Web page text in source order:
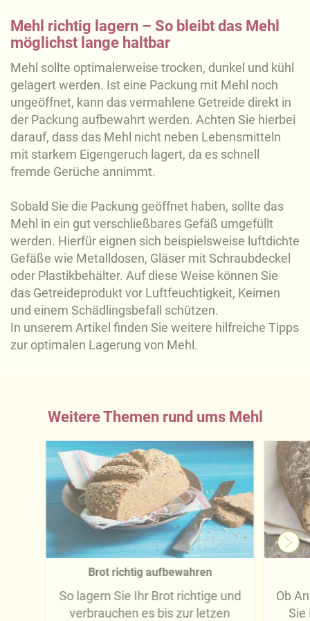
Mehl richtig lagern – So bleibt das Mehl
möglichst lange haltbar
Mehl sollte optimalerweise trocken, dunkel und kühl
gelagert werden. Ist eine Packung mit Mehl noch
ungeöffnet, kann das vermahlene Getreide direkt in
der Packung aufbewahrt werden. Achten Sie hierbei
darauf, dass das Mehl nicht neben Lebensmitteln
mit starkem Eigengeruch lagert, da es schnell
fremde Gerüche annimmt.
Sobald Sie die Packung geöffnet haben, sollte das
Mehl in ein gut verschließbares Gefäß umgefüllt
werden. Hierfür eignen sich beispielsweise luftdichte
Gefäße wie Metalldosen, Gläser mit Schraubdeckel
oder Plastikbehälter. Auf diese Weise können Sie
das Getreideprodukt vor Luftfeuchtigkeit, Keimen
und einem Schädlingsbefall schützen.
In unserem Artikel finden Sie weitere hilfreiche Tipps
zur optimalen Lagerung von Mehl.
Weitere Themen rund ums Mehl
Brot richtig aufbewahren
So lagern Sie Ihr Brot richtige und
verbrauchen es bis zur letzen
Ob
Sie